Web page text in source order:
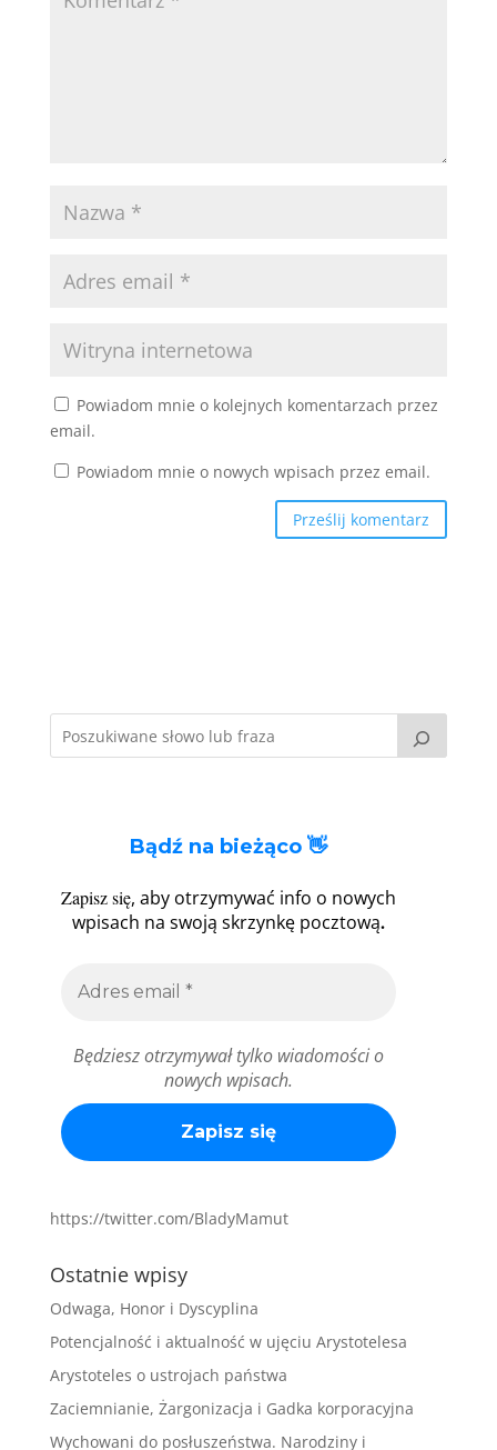
Powiadom mnie o kolejnych komentarzach przez
email.
Powiadom mnie o nowych wpisach przez email.
Bądź na bieżąco 👋
Zapisz się, aby otrzymywać info o nowych
wpisach na swoją skrzynkę pocztową.
Będziesz otrzymywał tylko wiadomości o
nowych wpisach.
https://twitter.com/BladyMamut
Ostatnie wpisy
Odwaga, Honor i Dyscyplina
Potencjalność i aktualność w ujęciu Arystotelesa
Arystoteles o ustrojach państwa
Zaciemnianie, Żargonizacja i Gadka korporacyjna
Wychowani do posłuszeństwa. Narodziny i